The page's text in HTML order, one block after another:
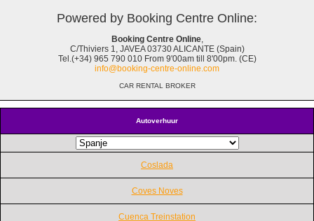
Autoverhuur
Coslada
Coves Noves
Cuenca Treinstation
Powered by Booking Centre Online:
Booking Centre Online,
C/Thiviers 1, JAVEA 03730 ALICANTE (Spain)
Tel.(+34) 965 790 010 From 9'00am till 8'00pm. (CE)
info@booking-centre-online.com
CAR RENTAL BROKER